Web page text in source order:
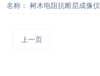
名称： 树木电阻抗断层成像仪
上一页